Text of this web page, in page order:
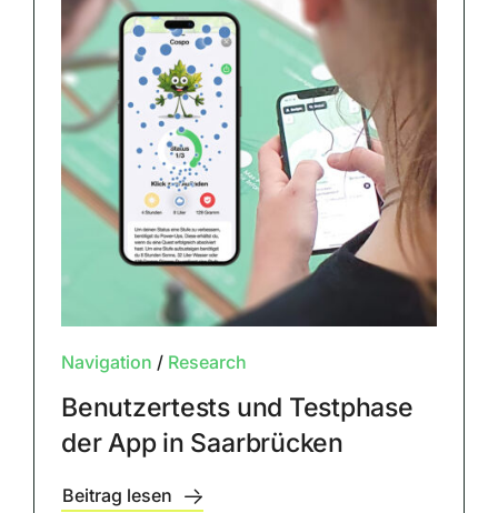
Navigation / Research
Benutzertests und Testphase
der App in Saarbrücken
Beitrag lesen